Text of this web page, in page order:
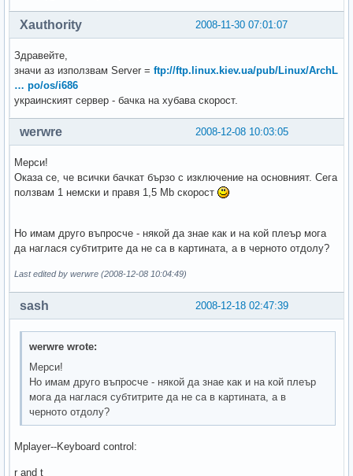
2008-11-30 07:01:07
Xauthority
Здравейте,
значи аз използвам Server = ftp://ftp.linux.kiev.ua/pub/Linux/ArchL
… po/os/i686
украинският сервер - бачка на хубава скорост.
2008-12-08 10:03:05
werwre
Мерси!
Оказа се, че всички бачкат бързо с изключение на основният. Сега
ползвам 1 немски и правя 1,5 Mb скорост
Но имам друго въпросче - някой да знае как и на кой плеър мога
да наглася субтитрите да не са в картината, а в черното отдолу?
Last edited by werwre (2008-12-08 10:04:49)
2008-12-18 02:47:39
sash
werwre wrote:
Мерси!
Но имам друго въпросче - някой да знае как и на кой плеър
мога да наглася субтитрите да не са в картината, а в
черното отдолу?
Mplayer--Keyboard control:
r and t